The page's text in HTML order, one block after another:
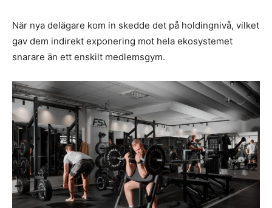
När nya delägare kom in skedde det på holdingnivå, vilket
gav dem indirekt exponering mot hela ekosystemet
snarare än ett enskilt medlemsgym.